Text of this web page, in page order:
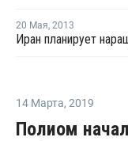
20 Мая, 2013
14 Марта, 2019
Полиом